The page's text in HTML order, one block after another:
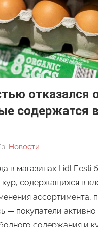
отказался
содержатся
Новости
в магазинах Lidl Eesti
содержащихся в
ассортимента,
— покупатели
содержания и